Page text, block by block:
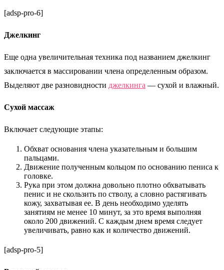
[adsp-pro-6]
Джелкинг
Еще одна увеличительная техника под названием джелкинг
заключается в массировании члена определенным образом.
Выделяют две разновидности джелкинга — сухой и влажный.
Сухой массаж
Включает следующие этапы:
Обхват основания члена указательным и большим
пальцами.
Движение полученным кольцом по основанию пениса к
головке.
Рука при этом должна довольно плотно обхватывать
пенис и не скользить по стволу, а словно растягивать
кожу, захватывая ее. В день необходимо уделять
занятиям не менее 10 минут, за это время выполняя
около 200 движений. С каждым днем время следует
увеличивать, равно как и количество движений.
[adsp-pro-5]